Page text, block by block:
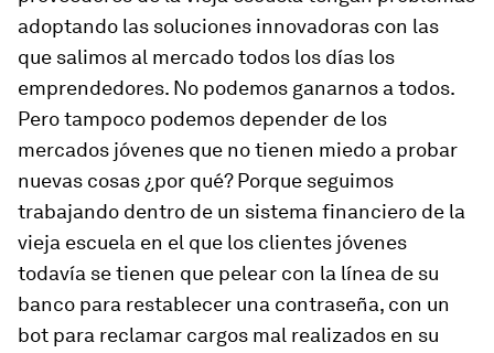
adoptando las soluciones innovadoras con las
que salimos al mercado todos los días los
emprendedores. No podemos ganarnos a todos.
Pero tampoco podemos depender de los
mercados jóvenes que no tienen miedo a probar
nuevas cosas ¿por qué? Porque seguimos
trabajando dentro de un sistema financiero de la
vieja escuela en el que los clientes jóvenes
todavía se tienen que pelear con la línea de su
banco para restablecer una contraseña, con un
bot para reclamar cargos mal realizados en su